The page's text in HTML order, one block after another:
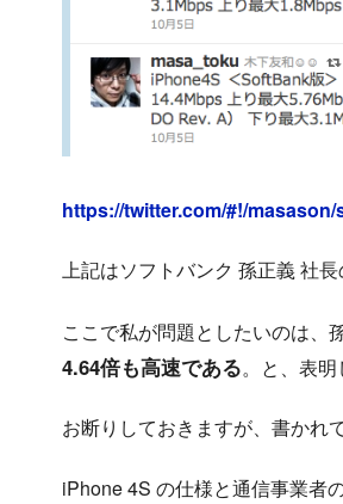
https://twitter.com/#!/masason/
上記はソフトバンク 孫正義 社長
ここで私が問題としたいのは、孫
4.64倍も高速である。と、表明
お断りしておきますが、書かれ
iPhone 4S の仕様と通信事業者